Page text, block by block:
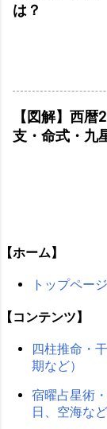
は？
【図解】西
支・命式・九
【ホーム】
トップページ
【コンテンツ】
四柱推命・
期など）
宿曜占星術
日、空海など